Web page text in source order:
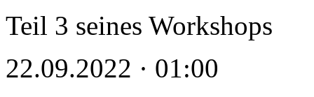
Teil 3 seines Workshops
22.09.2022 · 01:00